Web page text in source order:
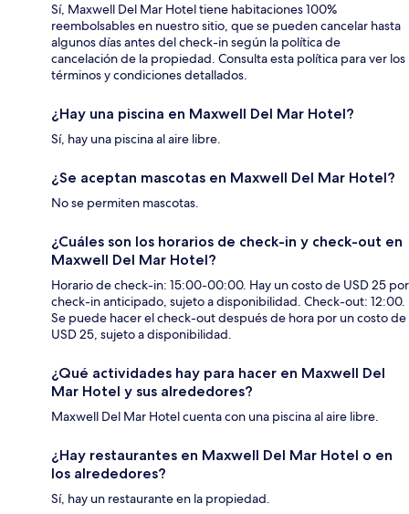
Sí, Maxwell Del Mar Hotel tiene habitaciones 100%
reembolsables en nuestro sitio, que se pueden cancelar hasta
algunos días antes del check-in según la política de
cancelación de la propiedad. Consulta esta política para ver los
términos y condiciones detallados.
¿Hay una piscina en Maxwell Del Mar Hotel?
Sí, hay una piscina al aire libre.
¿Se aceptan mascotas en Maxwell Del Mar Hotel?
No se permiten mascotas.
¿Cuáles son los horarios de check-in y check-out en
Maxwell Del Mar Hotel?
Horario de check-in: 15:00-00:00. Hay un costo de USD 25 por
check-in anticipado, sujeto a disponibilidad. Check-out: 12:00.
Se puede hacer el check-out después de hora por un costo de
USD 25, sujeto a disponibilidad.
¿Qué actividades hay para hacer en Maxwell Del
Mar Hotel y sus alrededores?
Maxwell Del Mar Hotel cuenta con una piscina al aire libre.
¿Hay restaurantes en Maxwell Del Mar Hotel o en
los alrededores?
Sí, hay un restaurante en la propiedad.